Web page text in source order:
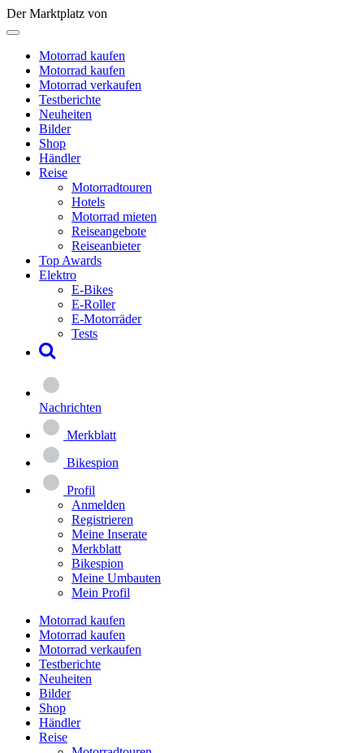
Der Marktplatz von
Motorrad kaufen
Motorrad kaufen
Motorrad verkaufen
Testberichte
Neuheiten
Bilder
Shop
Händler
Reise
Motorradtouren
Hotels
Motorrad mieten
Reiseangebote
Reiseanbieter
Top Awards
Elektro
E-Bikes
E-Roller
E-Motorräder
Tests
Nachrichten
Merkblatt
Bikespion
Profil
Anmelden
Registrieren
Meine Inserate
Merkblatt
Bikespion
Meine Umbauten
Mein Profil
Motorrad kaufen
Motorrad kaufen
Motorrad verkaufen
Testberichte
Neuheiten
Bilder
Shop
Händler
Reise